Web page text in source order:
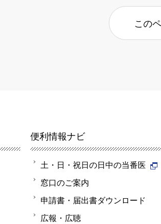
この
便利情報ナビ
土・日・祝日の日中の当番医
窓口のご案内
申請書・届出書ダウンロード
広報・広聴